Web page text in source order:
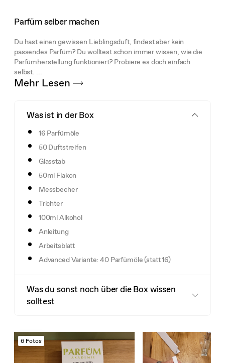
Parfüm selber machen
Du hast einen gewissen Lieblingsduft, findest aber kein
passendes Parfüm? Du wolltest schon immer wissen, wie die
Parfümherstellung funktioniert? Probiere es doch einfach
selbst. ...
Mehr Lesen
Was ist in der Box
16 Parfümöle
50 Duftstreifen
Glasstab
50ml Flakon
Messbecher
Trichter
100ml Alkohol
Anleitung
Arbeitsblatt
Advanced Variante: 40 Parfümöle (statt 16)
Was du sonst noch über die Box wissen
solltest
6 Fotos